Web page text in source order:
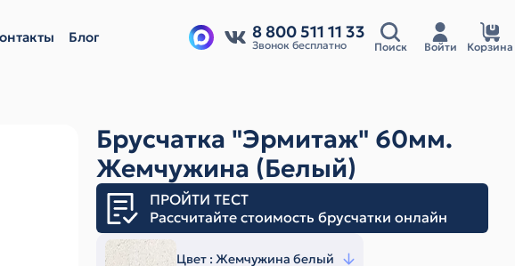
Блог 8 800 511 11 33
Звонок бесплатно Поиск Войти Корзина
Брусчатка "Эрмитаж" 60мм.
Жемчужина (Белый)
ПРОЙТИ ТЕСТ
Рассчитайте стоимость брусчатки онлайн
Цвет : Жемчужина белый